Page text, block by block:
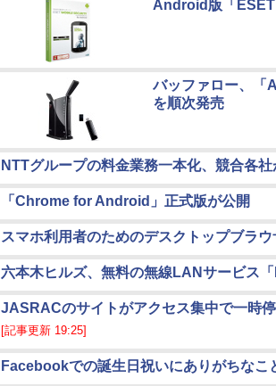
Android版「
バッファロー、「
を順次発売
NTTグループの料金業務一本化、競合各
「Chrome for Android」正式版が公開
スマホ利用者のためのデスクトップブラ
六本木ヒルズ、無料の無線LANサービス「
JASRACのサイトがアクセス集中で一時
[記事更新 19:25]
Facebookでの誕生日祝いにありがちな